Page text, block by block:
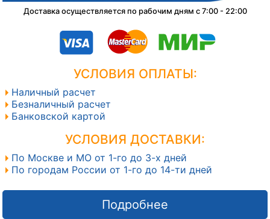
Доставка осуществляется по рабочим дням с 7:00 - 22:00
УСЛОВИЯ ОПЛАТЫ:
Наличный расчет
Безналичный расчет
Банковской картой
УСЛОВИЯ ДОСТАВКИ:
По Москве и МО от 1-го до 3-х дней
По городам России от 1-го до 14-ти дней
Подробнее